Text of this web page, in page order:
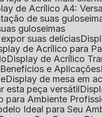
de Acrílico A4:
de suas
guloseimas
suas delícias
de Acrílico para
Display de Acrílico
e Aplicações
Display de mesa em
esta peça versátil
para Ambiente
Ideal para Seu